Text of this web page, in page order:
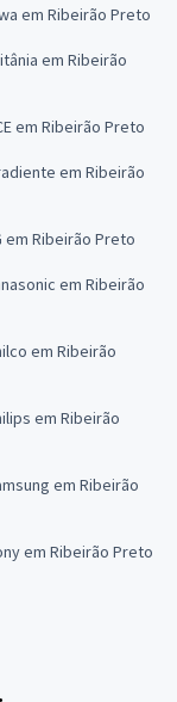
em Ribeirão Preto
em Ribeirão
em Ribeirão Preto
em Ribeirão
em Ribeirão Preto
em Ribeirão
em Ribeirão
em Ribeirão
em Ribeirão
em Ribeirão Preto